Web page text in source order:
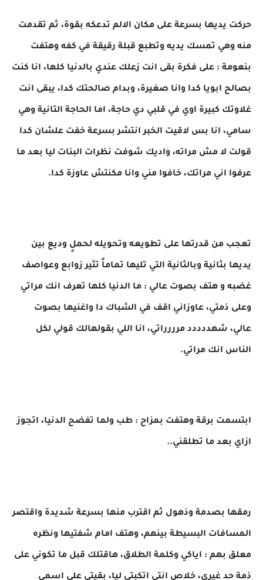
حركت يديها بسرعة على مكان الالم تدعكه بقوة، ثم تقدمت
منه وهي تمسك يديه وتطبع قبلة رقيقة في كفه وهتفت
بنعومة : على فكرة بقى انت زعلك عندي بالدنيا كلها، انا كنت
بصالح ابويا كدا وانا صغيرة، وبدام صالحتك كدا، يبقى انت
غلاوتك كبيرة اوي في قلبي دي حاجة، اما الحاجة التانية وهي
سامي، انا بس لاقيت الخبر انتشر بسرعة خفت علشان كدا
قولت لا مش مراته، واديك شوفت نظرات البنات ليا بعد ما
عرفوا اني مراتك، خافوا مني وانا مكنتش عاوزة كدا.
تعجب من قدرتها على تطويعه وتحويله لحملٍ وديع بين
يديها بثانية وبالثانية التي تليها تماماً تثير زوابع وعواصف
غضبه و هتف بصوت عالي : ما الدنيا كلها تعرف انك مراتي
وعلى ذمتي، عاوزاني اقف في الشباك دا واغنيها بصوت
عالي، شهددددد مرررراتي، انا اللي بقولهالك قولي لكل
الناس انك مراتي.
ابتسمت برقة وهتفت بمزاح : طب ولما تفضح الدنيا، اتجوز
ازاي بعد ما تطلقني..
رمقها بصدمة وذهول ثم اقترب منها بسرعة شديدة واقتصر
المسافات البسيطة بينهم، وهتف امام شفتيها ونظره
معلق بهم : اياكي وكلمة الطلاق، هاقتلك قبل ما تكوني على
ذمة حد غيري، خلاص انتي اتكبتي ليا، بقيتي على اسمي